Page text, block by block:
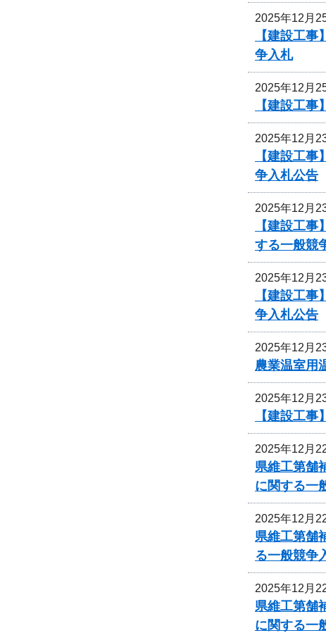
2025年12月
【建設工
争入札
2025年12月
【建設工
2025年12月
【建設工
争入札公告
2025年12月
【建設工
する一般競
2025年12月
【建設工
争入札公告
2025年12月
農業温室用
2025年12月
【建設工
2025年12月
県維工第舗
に関する一
2025年12月
県維工第舗
る一般競争
2025年12月
県維工第舗
に関する一